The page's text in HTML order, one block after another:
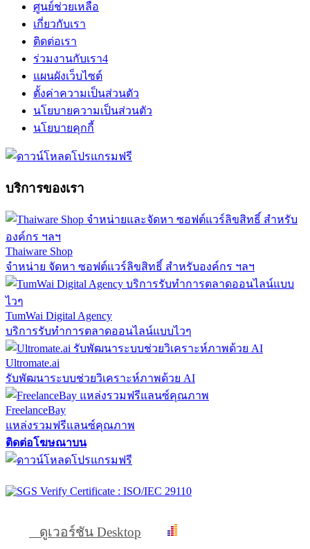
ศูนย์ช่วยเหลือ
เกี่ยวกับเรา
ติดต่อเรา
ร่วมงานกับเรา4
แผนผังเว็บไซต์
ตั้งค่าความเป็นส่วนตัว
นโยบายความเป็นส่วนตัว
นโยบายคุกกี้
บริการของเรา
Thaiware Shop
จำหน่าย จัดหา ซอฟต์แวร์ลิขสิทธิ์ สำหรับองค์กร ฯลฯ
TumWai Digital Agency
บริการรับทำการตลาดออนไลน์แบบไวๆ
Ultromate.ai
รับพัฒนาระบบช่วยวิเคราะห์ภาพด้วย AI
FreelanceBay
แหล่งรวมฟรีแลนซ์คุณภาพ
ติดต่อโฆษณาบน
ดูเวอร์ชัน Desktop